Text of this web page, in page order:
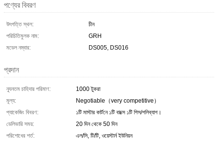
পণ্যের বিবরণ
উৎপত্তি স্থল:
চীন
পরিচিতিমুলক নাম:
GRH
মডেল নম্বার:
DS005, DS016
প্রদান
ন্যূনতম চাহিদার পরিমাণ:
1000 টুকরা
মূল্য:
Negotiable（very competitive）
প্যাকেজিং বিবরণ:
১টি মাস্টার কার্টনে ১টি বাক্সে ১টি পিস/পলিব্যাগ।
ডেলিভারি সময়:
20 দিন থেকে 50 দিন
পরিশোধের শর্ত:
এল/সি, টি/টি, ওয়েস্টার্ন ইউনিয়ন